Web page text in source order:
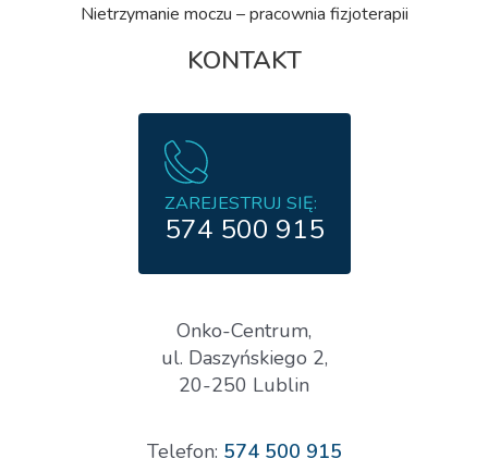
Nietrzymanie moczu – pracownia fizjoterapii
KONTAKT
ZAREJESTRUJ SIĘ:
574 500 915
Onko-Centrum,
ul. Daszyńskiego 2,
20-250 Lublin
Telefon: 574 500 915